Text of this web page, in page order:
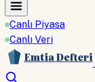
Canlı Piyasa
Canlı Veri
Emtia Defteri